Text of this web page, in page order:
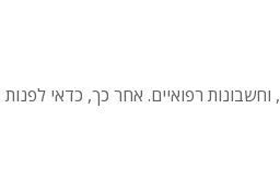
רפואיים. אחר כך, כדאי לפנות